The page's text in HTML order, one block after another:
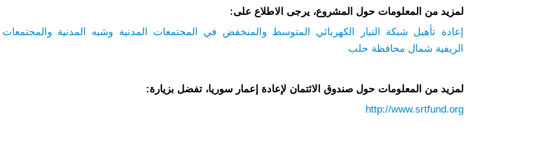
لمزيد من المعلومات حول المشروع، يرجى الاطلاع على:
إعادة تأهيل شبكة التيار الكهربائي المتوسط والمنخفض في المجتمعات المدنية وشبه المدنية والمجتمعات
الريفية شمال محافظة حلب
لمزيد من المعلومات حول صندوق الائتمان لإعادة إعمار سوريا، تفضل بزيارة:
http://www.srtfund.org